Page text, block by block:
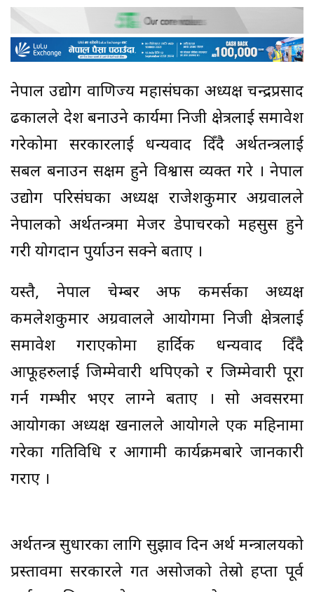
नेपाल उद्योग वाणिज्य महासंघका अध्यक्ष चन्द्रप्रसाद
ढकालले देश बनाउने कार्यमा निजी क्षेत्रलाई समावेश
गरेकोमा सरकारलाई धन्यवाद दिँदै अर्थतन्त्रलाई
सबल बनाउन सक्षम हुने विश्वास व्यक्त गरे । नेपाल
उद्योग परिसंघका अध्यक्ष राजेशकुमार अग्रवालले
नेपालको अर्थतन्त्रमा मेजर डेपाचरको महसुस हुने
गरी योगदान पुर्याउन सक्ने बताए ।
यस्तै, नेपाल चेम्बर अफ कमर्सका अध्यक्ष
कमलेशकुमार अग्रवालले आयोगमा निजी क्षेत्रलाई
समावेश गराएकोमा हार्दिक धन्यवाद दिँदै
आफूहरुलाई जिम्मेवारी थपिएको र जिम्मेवारी पूरा
गर्न गम्भीर भएर लाग्ने बताए । सो अवसरमा
आयोगका अध्यक्ष खनालले आयोगले एक महिनामा
गरेका गतिविधि र आगामी कार्यक्रमबारे जानकारी
गराए ।
अर्थतन्त्र सुधारका लागि सुझाव दिन अर्थ मन्त्रालयको
प्रस्तावमा सरकारले गत असोजको तेस्रो हप्ता पूर्व